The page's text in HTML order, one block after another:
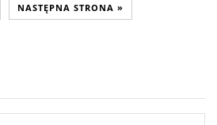
NASTĘPNA STRONA »